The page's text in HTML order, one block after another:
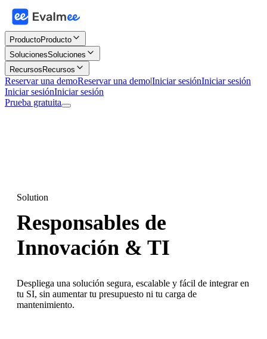
ProductoProducto
SolucionesSoluciones
Recursos Recursos
Reservar una demoReservar una demo|Iniciar sesiónIniciar sesión
Iniciar sesiónIniciar sesión
Prueba gratuita
Solution
Responsables de
Innovación & TI
Despliega una solución segura, escalable y fácil de integrar en
tu SI, sin aumentar tu presupuesto ni tu carga de
mantenimiento.